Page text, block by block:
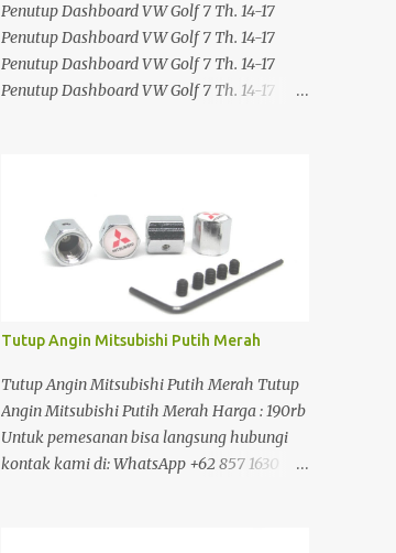
Penutup Dashboard VW Golf 7 Th. 14-17
Penutup Dashboard VW Golf 7 Th. 14-17
Penutup Dashboard VW Golf 7 Th. 14-17
Penutup Dashboard VW Golf 7 Th. 14-17
WhatsApp +62 857 1630 0389 Atau silahkan
klik link di bawah ini:
https://www.jakartasparepart.com/shop/pe
nutup-dashboard-vw-golf-7-14-17/
Tutup Angin Mitsubishi Putih Merah
Tutup Angin Mitsubishi Putih Merah Tutup
Angin Mitsubishi Putih Merah Harga : 190rb
Untuk pemesanan bisa langsung hubungi
kontak kami di: WhatsApp +62 857 1630